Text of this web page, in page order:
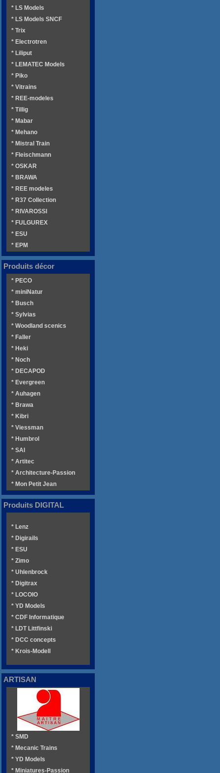
* LS Models
* LS Models SNCF
* Trix
* Electrotren
* Liliput
* LEMATEC Models
* Piko
* Vitrains
* REE-modeles
* Tillig
* Mabar
* Mehano
* Mistral Train
* Fleischmann
* OSKAR
* BRAWA
* REE modeles
* R37 Collection
* RIVAROSSI
* FULGUREX
* ESU
* EPM
Produits décor
* PECO
* miniNatur
* Busch
* Sylvias
* Woodland scenics
* Faller
* Heki
* Noch
* DECAPOD
* Evergreen
* Auhagen
* Brawa
* Kibri
* Viessman
* Humbrol
* SAI
* Artitec
* Architecture-Passion
* Mon Petit Jean
Produits DIGITAL
* Lenz
* Digirails
* ESU
* Zimo
* Uhlenbrock
* Digitrax
* LOCOIO
* YD Models
* CDF Informatique
* LDT Littfinski
* DCC concepts
* Krois-Modell
ARTISAN
* SMD
* Mecanic Trains
* YD Models
* Miniatures-Passion